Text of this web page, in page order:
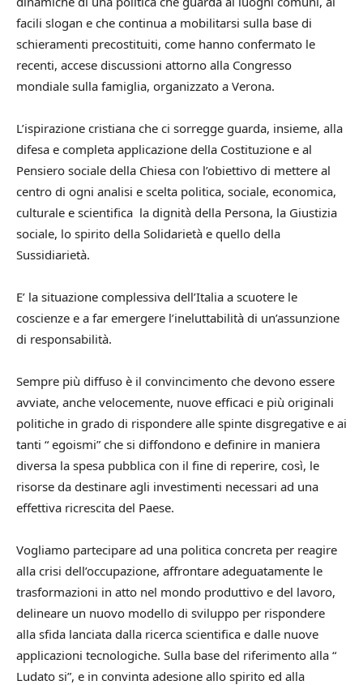
facili slogan e che continua a mobilitarsi sulla base di
schieramenti precostituiti, come hanno confermato le
recenti, accese discussioni attorno alla Congresso
mondiale sulla famiglia, organizzato a Verona.
L’ispirazione cristiana che ci sorregge guarda, insieme, alla
difesa e completa applicazione della Costituzione e al
Pensiero sociale della Chiesa con l’obiettivo di mettere al
centro di ogni analisi e scelta politica, sociale, economica,
culturale e scientifica la dignità della Persona, la Giustizia
sociale, lo spirito della Solidarietà e quello della
Sussidiarietà.
E’ la situazione complessiva dell’Italia a scuotere le
coscienze e a far emergere l’ineluttabilità di un’assunzione
di responsabilità.
Sempre più diffuso è il convincimento che devono essere
avviate, anche velocemente, nuove efficaci e più originali
politiche in grado di rispondere alle spinte disgregative e ai
tanti “ egoismi” che si diffondono e definire in maniera
diversa la spesa pubblica con il fine di reperire, così, le
risorse da destinare agli investimenti necessari ad una
effettiva ricrescita del Paese.
Vogliamo partecipare ad una politica concreta per reagire
alla crisi dell’occupazione, affrontare adeguatamente le
trasformazioni in atto nel mondo produttivo e del lavoro,
delineare un nuovo modello di sviluppo per rispondere
alla sfida lanciata dalla ricerca scientifica e dalle nuove
applicazioni tecnologiche. Sulla base del riferimento alla “
Ludato si”, e in convinta adesione allo spirito ed alla